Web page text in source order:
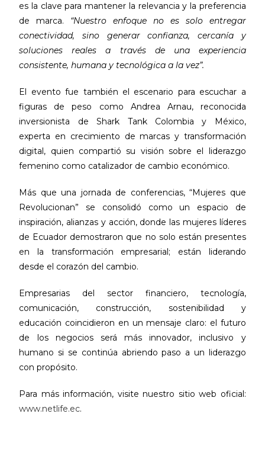
es la clave para mantener la relevancia y la preferencia
de marca. “Nuestro enfoque no es solo entregar
conectividad, sino generar confianza, cercanía y
soluciones reales a través de una experiencia
consistente, humana y tecnológica a la vez”.
El evento fue también el escenario para escuchar a
figuras de peso como Andrea Arnau, reconocida
inversionista de Shark Tank Colombia y México,
experta en crecimiento de marcas y transformación
digital, quien compartió su visión sobre el liderazgo
femenino como catalizador de cambio económico.
Más que una jornada de conferencias, “Mujeres que
Revolucionan” se consolidó como un espacio de
inspiración, alianzas y acción, donde las mujeres líderes
de Ecuador demostraron que no solo están presentes
en la transformación empresarial; están liderando
desde el corazón del cambio.
Empresarias del sector financiero, tecnología,
comunicación, construcción, sostenibilidad y
educación coincidieron en un mensaje claro: el futuro
de los negocios será más innovador, inclusivo y
humano si se continúa abriendo paso a un liderazgo
con propósito.
Para más información, visite nuestro sitio web oficial:
www.netlife.ec.